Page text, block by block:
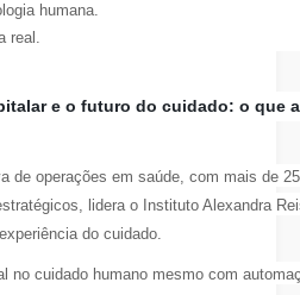
humana.
real.
e o futuro do cuidado: o que
de operações em saúde, com mais de
lidera o Instituto Alexandra
do cuidado.
no cuidado humano mesmo com